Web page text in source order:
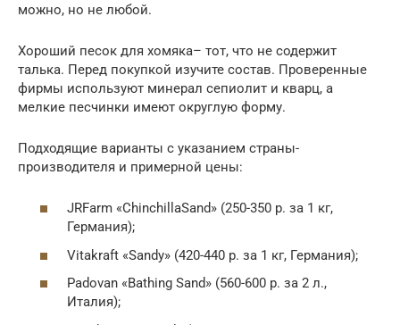
можно, но не любой.
Хороший песок для хомяка– тот, что не содержит
талька. Перед покупкой изучите состав. Проверенные
фирмы используют минерал сепиолит и кварц, а
мелкие песчинки имеют округлую форму.
Подходящие варианты с указанием страны-
производителя и примерной цены:
JRFarm «ChinchillaSand» (250-350 р. за 1 кг,
Германия);
Vitakraft «Sandy» (420-440 р. за 1 кг, Германия);
Padovan «Bathing Sand» (560-600 р. за 2 л.,
Италия);